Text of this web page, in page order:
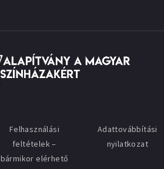
Felhasználási
feltételek –
bármikor elérhető
Adattovábbítási
nyilatkozat